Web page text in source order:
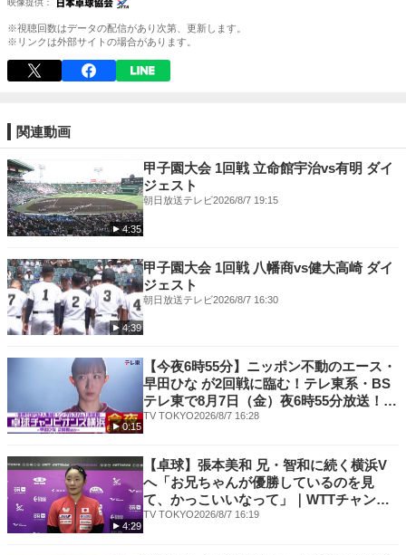
※視聴回数はデータの配信があり次第、更新します。
※リンクは外部サイトの場合があります。
関連動画
4:35
甲子園大会 1回戦 立命館宇治vs有明 ダイ
ジェスト
朝日放送テレビ2026/8/7 19:15
4:39
甲子園大会 1回戦 八幡商vs健大高崎 ダイ
ジェスト
朝日放送テレビ2026/8/7 16:30
0:15
【今夜6時55分】ニッポン不動のエース・
早田ひな が2回戦に臨む！テレ東系・BS
テレ東で8月7日（金）夜6時55分放送！｜
WTTチャンピオンズ横浜2026
TV TOKYO2026/8/7 16:28
4:29
【卓球】張本美和 兄・智和に続く横浜V
へ「お兄ちゃんが優勝しているのを見
て、かっこいいなって」｜WTTチャンピ
オンズ横浜2026
TV TOKYO2026/8/7 16:19